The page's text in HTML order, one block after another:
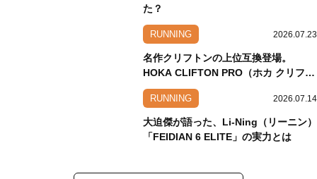
た？
RUNNING 2026.07.23
名作クリフトンの上位互換登場。
HOKA CLIFTON PRO（ホカ クリフト
ン プロ）
RUNNING 2026.07.14
大迫傑が語った、Li-Ning（リーニン）
「FEIDIAN 6 ELITE」の実力とは